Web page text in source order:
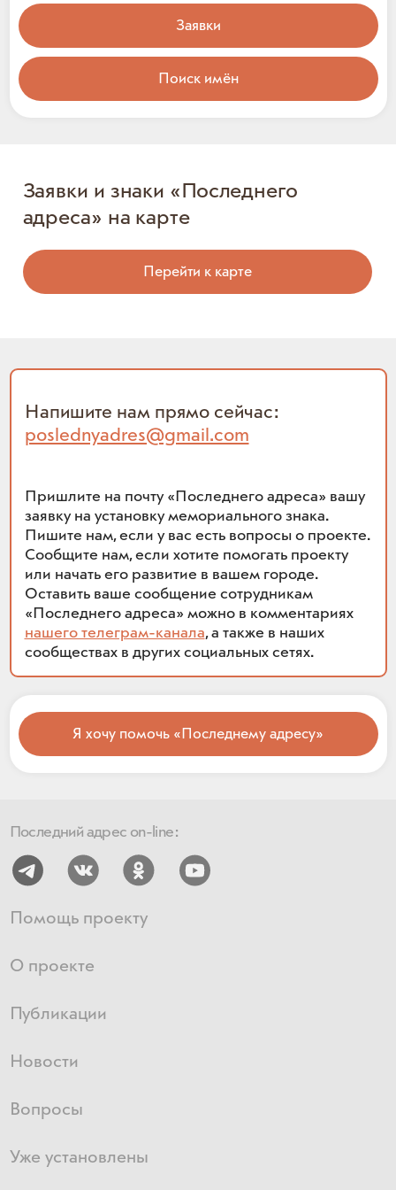
Заявки
Поиск имён
Заявки и знаки «Последнего
адреса» на карте
Перейти к карте
Напишите нам прямо сейчас:
poslednyadres@gmail.com
Пришлите на почту «Последнего адреса» вашу
заявку на установку мемориального знака.
Пишите нам, если у вас есть вопросы о проекте.
Сообщите нам, если хотите помогать проекту
или начать его развитие в вашем городе.
Оставить ваше сообщение сотрудникам
«Последнего адреса» можно в комментариях
нашего телеграм-канала, а также в наших
сообществах в других социальных сетях.
Я хочу помочь «Последнему адресу»
Последний адрес on-line:
Помощь проекту
О проекте
Публикации
Новости
Вопросы
Уже установлены